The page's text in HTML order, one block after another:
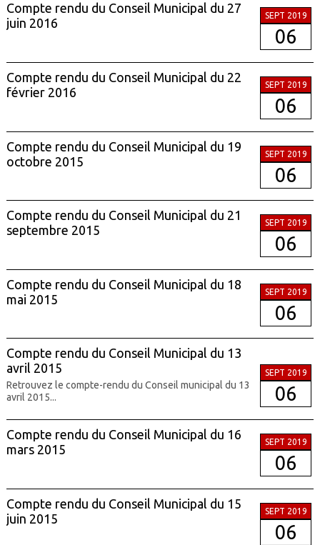
Compte rendu du Conseil Municipal du 27
juin 2016
SEPT 2019
06
Compte rendu du Conseil Municipal du 22
février 2016
SEPT 2019
06
Compte rendu du Conseil Municipal du 19
octobre 2015
SEPT 2019
06
Compte rendu du Conseil Municipal du 21
septembre 2015
SEPT 2019
06
Compte rendu du Conseil Municipal du 18
mai 2015
SEPT 2019
06
Compte rendu du Conseil Municipal du 13
avril 2015
Retrouvez le compte-rendu du Conseil municipal du 13
avril 2015...
SEPT 2019
06
Compte rendu du Conseil Municipal du 16
mars 2015
SEPT 2019
06
Compte rendu du Conseil Municipal du 15
juin 2015
SEPT 2019
06